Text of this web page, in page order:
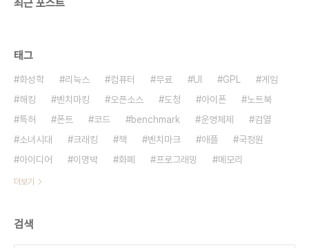
최근 포스트
태그
화성학 리눅스 컴퓨터 무료 UI GPL
게임
해킹
벤치마킹 오픈소스 도청 아이폰
노트북
특허
폰트 코드 benchmark 운영체제
검열
소녀시대
크래킹 책 벤치마크 애플
국정원
아이디어
이명박 화폐 프로그래밍 메모리
더보기
검색